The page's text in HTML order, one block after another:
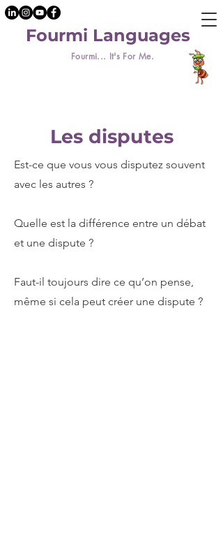
Fourmi... It's For Me.
Fourmi Languages
Les disputes
Est-ce que vous vous disputez souvent
avec les autres ?
Quelle est la différence entre un débat
et une dispute ?
Faut-il toujours dire ce qu’on pense,
même si cela peut créer une dispute ?